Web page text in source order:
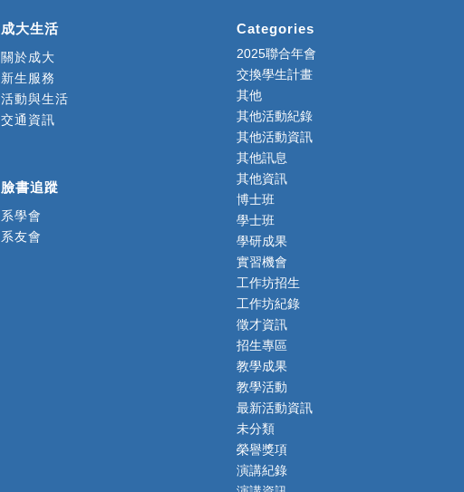
成大生活
關於成大
新生服務
活動與生活
交通資訊
臉書追蹤
系學會
系友會
Categories
2025聯合年會
交換學生計畫
其他
其他活動紀錄
其他活動資訊
其他訊息
其他資訊
博士班
學士班
學研成果
實習機會
工作坊招生
工作坊紀錄
徵才資訊
招生專區
教學成果
教學活動
最新活動資訊
未分類
榮譽獎項
演講紀錄